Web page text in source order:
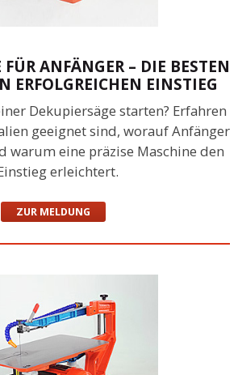
FÜR ANFÄNGER – DIE BESTEN
ERFOLGREICHEN EINSTIEG
Dekupiersäge starten? Erfahren
geeignet sind, worauf Anfänger
warum eine präzise Maschine den
erleichtert.
ZUR MELDUNG